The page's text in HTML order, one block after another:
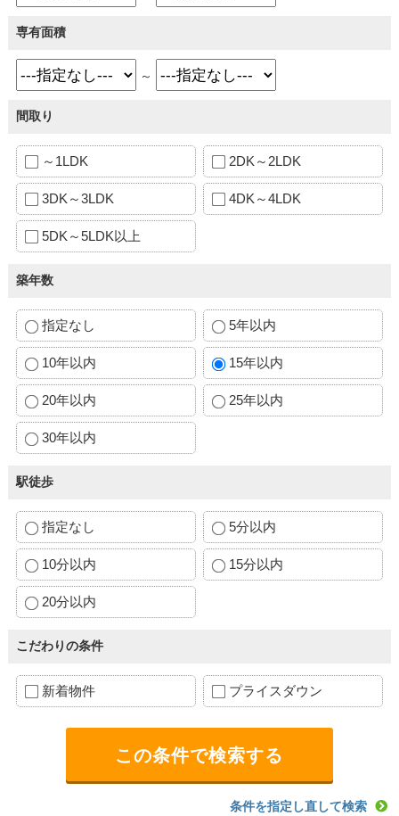
専有面積
～
間取り
～1LDK 2DK～2LDK
3DK～3LDK 4DK～4LDK
5DK～5LDK以上
築年数
指定なし 5年以内
10年以内 15年以内
20年以内 25年以内
30年以内
駅徒歩
指定なし 5分以内
10分以内 15分以内
20分以内
こだわりの条件
新着物件 プライスダウン
条件を指定し直して検索